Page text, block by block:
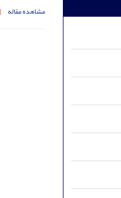
مشاهده مقاله